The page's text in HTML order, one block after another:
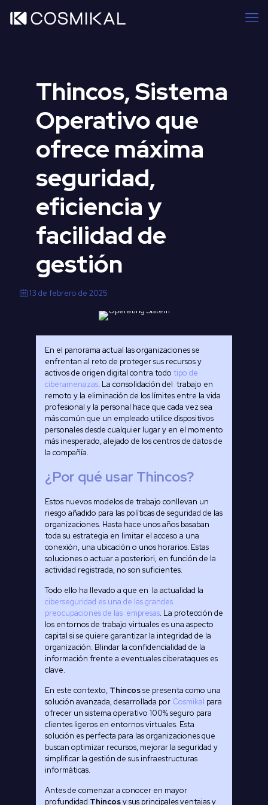
Thincos, Sistema
Operativo que
ofrece máxima
seguridad,
eficiencia y
facilidad de
gestión
13 de febrero de 2025
En el panorama actual las organizaciones se
enfrentan al reto de proteger sus recursos y
activos de origen digital contra todo tipo de
ciberamenazas. La consolidación del trabajo en
remoto y la eliminación de los límites entre la vida
profesional y la personal hace que cada vez sea
más común que un empleado utilice dispositivos
personales desde cualquier lugar y en el momento
más inesperado, alejado de los centros de datos de
la compañía.
¿Por qué usar Thincos?
Estos nuevos modelos de trabajo conllevan un
riesgo añadido para las políticas de seguridad de las
organizaciones. Hasta hace unos años basaban
toda su estrategia en limitar el acceso a una
conexión, una ubicación o unos horarios. Estas
soluciones o actuar a posteriori, en función de la
actividad registrada, no son suficientes.
Todo ello ha llevado a que en la actualidad la
ciberseguridad es una de las grandes
preocupaciones de las empresas. La protección de
los entornos de trabajo virtuales es una aspecto
capital si se quiere garantizar la integridad de la
organización. Blindar la confidencialidad de la
información frente a eventuales ciberataques es
clave.
En este contexto, Thincosse presenta como una
solución avanzada, desarrollada por Cosmikal para
ofrecer un sistema operativo 100% seguro para
clientes ligeros en entornos virtuales. Esta
solución es perfecta para las organizaciones que
buscan optimizar recursos, mejorar la seguridad y
simplificar la gestión de sus infraestructuras
informáticas.
Antes de comenzar a conocer en mayor
profundidad Thincosy sus principales ventajas y